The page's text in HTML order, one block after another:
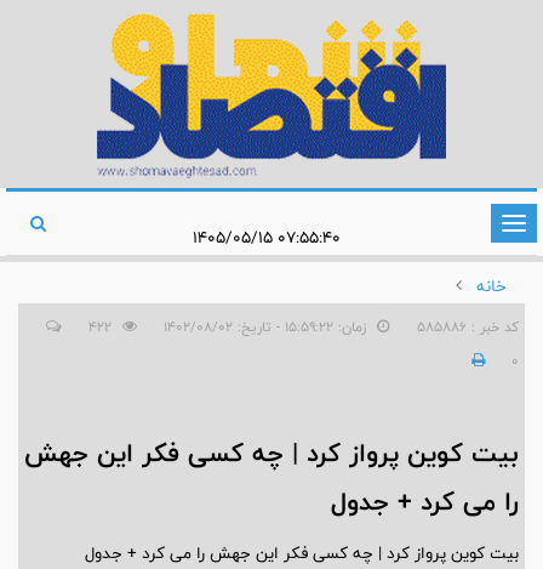
تغییر
وضعیت
ناوبری
خانه
کد خبر : 585886 زمان: ۱۵:۵۹:۲۲ - تاریخ: ۱۴۰۲/۰۸/۰۲
0
بیت کوین پرواز کرد | چه کسی فکر این جهش
را می کرد + جدول
بیت کوین پرواز کرد | چه کسی فکر این جهش را می کرد + جدول